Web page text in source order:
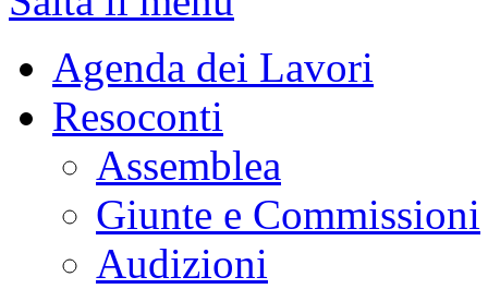
LAVORI
MENU DI
Salta il menu
Agenda dei Lavori